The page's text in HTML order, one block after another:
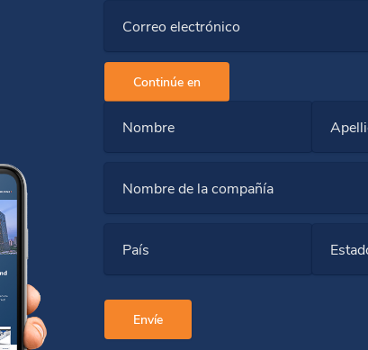
Correo electrónico
Continúe en
Nombre
Nombre de la compañía
País